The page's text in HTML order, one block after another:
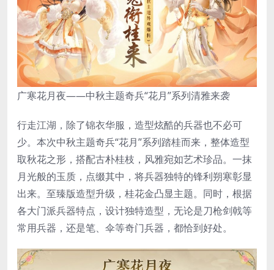
广寒花月夜——中秋主题奇兵“花月”系列清雅来袭
行走江湖，除了锦衣华服，造型炫酷的兵器也不必可
少。本次中秋主题奇兵“花月”系列踏桂而来，整体造型
取秋花之形，搭配古朴桂枝，风雅宛如艺术珍品。一抹
月光般的玉质，点缀其中，将兵器独特的锋利朔寒彰显
出来。至臻版造型升级，桂花金凸显主题。同时，根据
各大门派兵器特点，设计独特造型，无论是刀枪剑戟等
常用兵器，还是笔、伞等奇门兵器，都恰到好处。